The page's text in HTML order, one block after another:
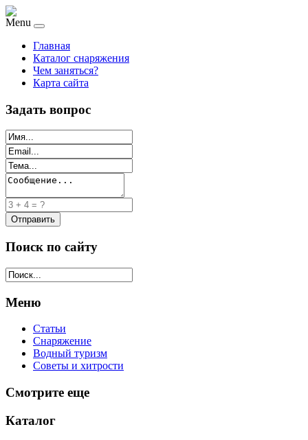
Menu
Главная
Каталог снаряжения
Чем заняться?
Карта сайта
Задать вопрос
Поиск по сайту
Меню
Статьи
Снаряжение
Водный туризм
Советы и хитрости
Смотрите еще
Каталог